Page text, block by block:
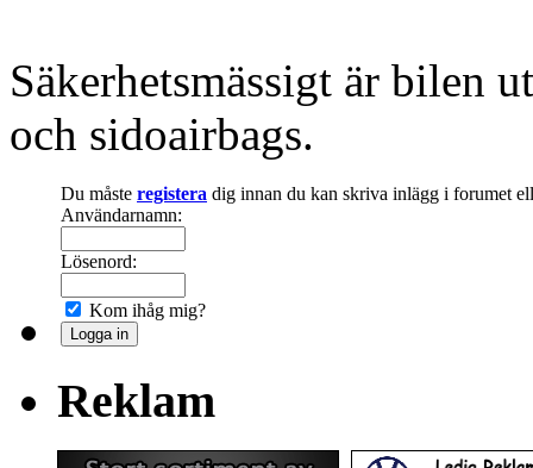
Säkerhetsmässigt är bilen
och sidoairbags.
Du måste registera dig innan du kan skriva inlägg i forumet
Användarnamn:
Lösenord:
Kom ihåg mig?
Reklam